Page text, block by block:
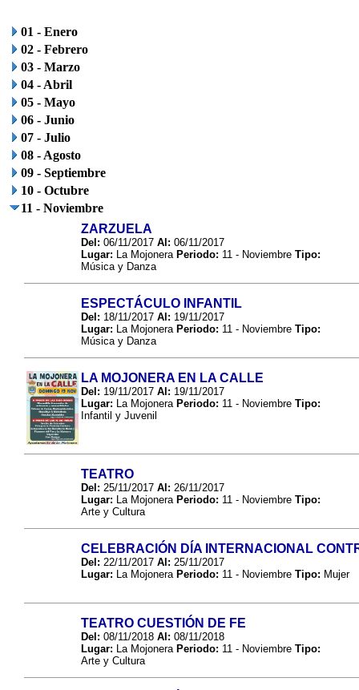
01 - Enero
02 - Febrero
03 - Marzo
04 - Abril
05 - Mayo
06 - Junio
07 - Julio
08 - Agosto
09 - Septiembre
10 - Octubre
11 - Noviembre
ZARZUELA
Del: 06/11/2017 Al: 06/11/2017
Lugar: La MojoneraPeriodo: 11 - Noviembre Tipo:
Música y Danza
ESPECTÁCULO INFANTIL
Del: 18/11/2017 Al: 19/11/2017
Lugar: La MojoneraPeriodo: 11 - Noviembre Tipo:
Música y Danza
LA MOJONERA EN LA CALLE
Del: 19/11/2017 Al: 19/11/2017
Lugar: La MojoneraPeriodo: 11 - Noviembre Tipo:
Infantil y Juvenil
TEATRO
Del: 25/11/2017 Al: 26/11/2017
Lugar: La MojoneraPeriodo: 11 - Noviembre Tipo:
Arte y Cultura
CELEBRACIÓN DÍA INTERNACIONAL
Del: 22/11/2017 Al: 25/11/2017
Lugar: La MojoneraPeriodo: 11 - Noviembre Tipo: Mujer
TEATRO CUESTIÓN DE FE
Del: 08/11/2018 Al: 08/11/2018
Lugar: La MojoneraPeriodo: 11 - Noviembre Tipo:
Arte y Cultura